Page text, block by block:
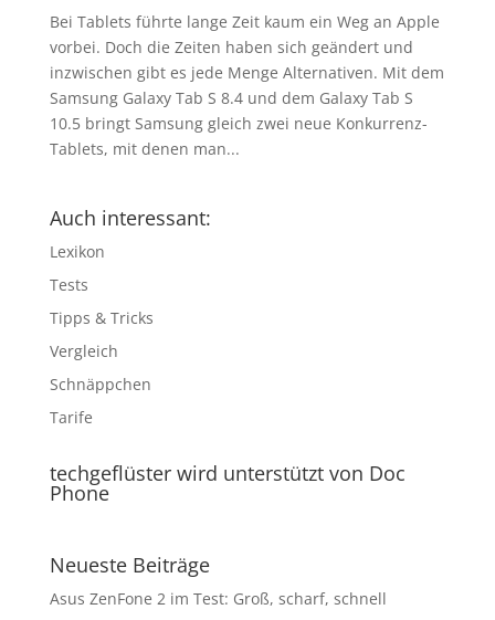
Bei Tablets führte lange Zeit kaum ein Weg an Apple
vorbei. Doch die Zeiten haben sich geändert und
inzwischen gibt es jede Menge Alternativen. Mit dem
Samsung Galaxy Tab S 8.4 und dem Galaxy Tab S
10.5 bringt Samsung gleich zwei neue Konkurrenz-
Tablets, mit denen man...
Auch interessant:
Lexikon
Tests
Tipps & Tricks
Vergleich
Schnäppchen
Tarife
techgeflüster wird unterstützt von Doc
Phone
Neueste Beiträge
Asus ZenFone 2 im Test: Groß, scharf, schnell